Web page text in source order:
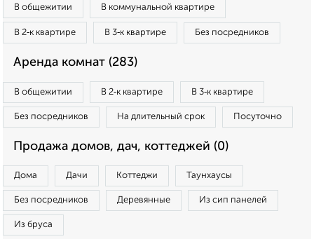
В общежитии В коммунальной квартире
В 2‑к квартире В 3‑к квартире Без посредников
Аренда комнат (283)
В общежитии В 2‑к квартире В 3‑к квартире
Без посредников На длительный срок Посуточно
Продажа домов, дач, коттеджей (0)
Дома Дачи Коттеджи Таунхаусы
Без посредников Деревянные Из сип панелей
Из бруса